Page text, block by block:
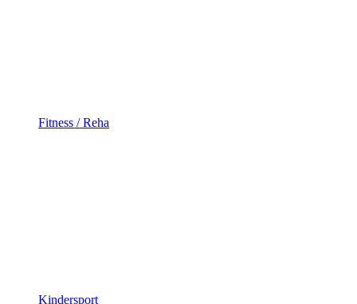
Fitness / Reha
Kindersport